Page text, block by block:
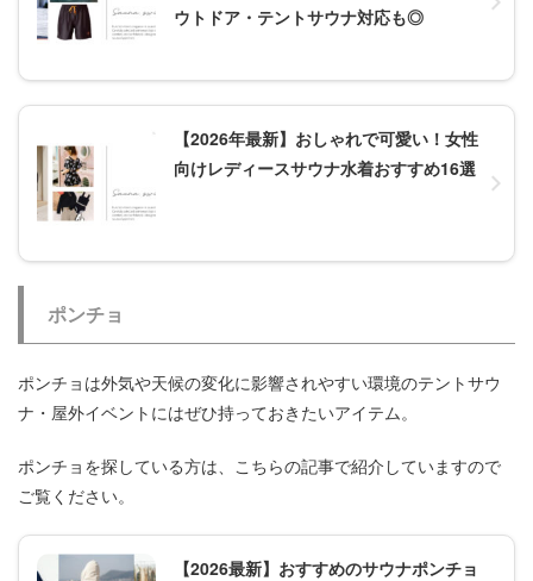
ウトドア・テントサウナ対応も◎
【2026年最新】おしゃれで可愛い！女性
向けレディースサウナ水着おすすめ16選
ポンチョ
ポンチョは外気や天候の変化に影響されやすい環境のテントサウ
ナ・屋外イベントにはぜひ持っておきたいアイテム。
ポンチョを探している方は、こちらの記事で紹介していますので
ご覧ください。
【2026最新】おすすめのサウナポンチョ